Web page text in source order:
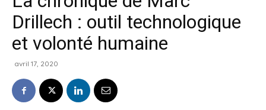
Drillech : outil technologique
et volonté humaine
avril 17, 2020